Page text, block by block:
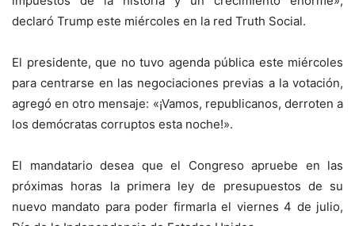
declaró Trump este miércoles en la red Truth Social.
El presidente, que no tuvo agenda pública este miércoles
para centrarse en las negociaciones previas a la votación,
agregó en otro mensaje: «¡Vamos, republicanos, derroten a
los demócratas corruptos esta noche!».
El mandatario desea que el Congreso apruebe en las
próximas horas la primera ley de presupuestos de su
nuevo mandato para poder firmarla el viernes 4 de julio,